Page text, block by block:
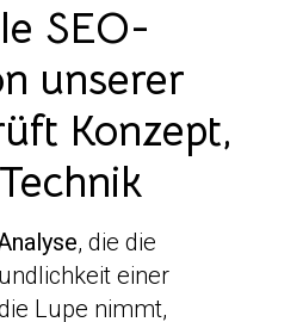
SEO-
unserer
Konzept,
, die die
einer
Lupe nimmt,